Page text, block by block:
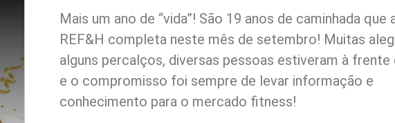
Mais um ano de “vida”! São 19 anos de caminhada que
REF&H completa neste mês de setembro! Muitas
alguns percalços, diversas pessoas estiveram à frente
e o compromisso foi sempre de levar informação e
conhecimento para o mercado fitness!